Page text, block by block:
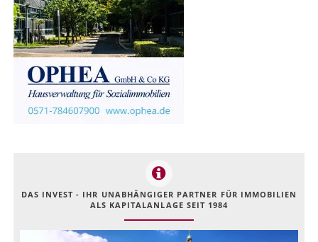
DAS INVEST - IHR UNABHÄNGIGER PARTNER FÜR IMMOBILIEN
ALS KAPITALANLAGE SEIT 1984